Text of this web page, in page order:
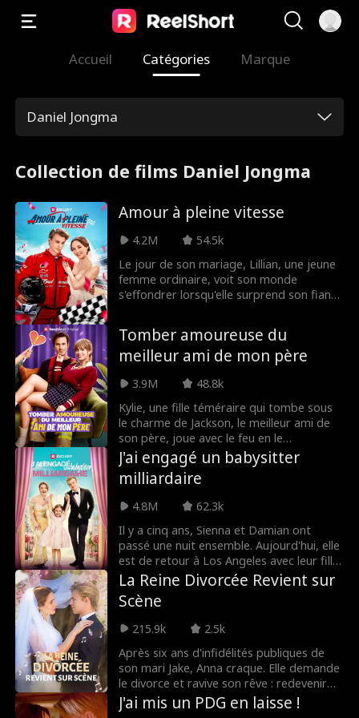
Accueil Catégories Marque
Daniel Jongma
Collection de films Daniel Jongma
Amour à pleine vitesse
4.2M
54.5k
Le jour de son mariage, Lillian, une jeune
femme ordinaire, voit son monde
s'effondrer lorsqu'elle surprend son fiancé
amie. Blessée mais déterminée à prouver
sa valeur, elle prend une décision
impulsive : elle saisit la main d'un
qui se trouve à ses côtés à cet instant. Ce
qui aurait pu être un fardeau se
transforme en une union inattendue,
ponctuée de moments doux et de défis
surmontés ensemble. Mais Lillian est loin
de se douter que Luca n'est pas qu'un
simple mécanicien : il est en réalité
de course légendaire. Ce mariage de
façade devient alors une histoire d'amour
authentique et passionnée. Entre
révélations, ambitions et émotions
sincères, suivez leur ascension vers un
amour hors du commun !
Tomber amoureuse du
meilleur ami de mon père
3.9M
48.8k
Kylie, une fille téméraire qui tombe sous
le charme de Jackson, le meilleur ami de
son père, joue avec le feu en le
provoquant. Tiraillé entre sa raison et son
désir grandissant, Jackson tente de
résister à cette attirance interdite. Mais
leur jeu dangereux les mène vers une
trahison qui bouleversera tout.
J'ai engagé un babysitter
milliardaire
4.8M
62.3k
Il y a cinq ans, Sienna et Damian ont
passé une nuit ensemble. Aujourd'hui, elle
est de retour à Los Angeles avec leur fille
Poppy, en tant que PDG d'une grande
société de production. Pour renouer avec
elles, Damian cache son identité de
milliardaire et devient le babysitter de
Poppy. Vont-ils affronter le monde
ensemble et construire une nouvelle vie
de famille ?
La Reine Divorcée Revient sur
Scène
215.9k
2.5k
Après six ans d'infidélités publiques de
son mari Jake, Anna craque. Elle demande
le divorce et ravive son rêve : redevenir
une pianiste de renommée mondiale.
C'est alors qu'intervient Ethan, son
J'ai mis un PDG en laisse !